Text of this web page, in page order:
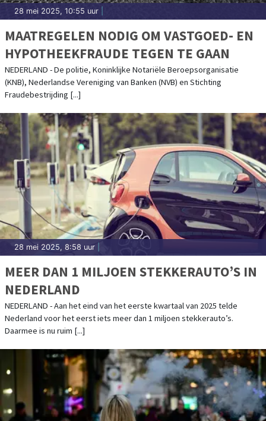
28 mei 2025, 10:55 uur
MAATREGELEN NODIG OM VASTGOED- EN
HYPOTHEEKFRAUDE TEGEN TE GAAN
NEDERLAND - De politie, Koninklijke Notariële Beroepsorganisatie
(KNB), Nederlandse Vereniging van Banken (NVB) en Stichting
Fraudebestrijding [...]
28 mei 2025, 8:58 uur
MEER DAN 1 MILJOEN STEKKERAUTO’S IN
NEDERLAND
NEDERLAND - Aan het eind van het eerste kwartaal van 2025 telde
Nederland voor het eerst iets meer dan 1 miljoen stekkerauto’s.
Daarmee is nu ruim [...]